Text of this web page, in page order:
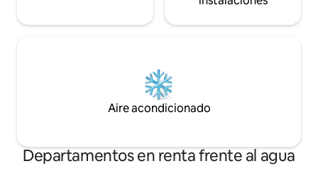
Aire acondicionado
Departamentos en renta frente al agua